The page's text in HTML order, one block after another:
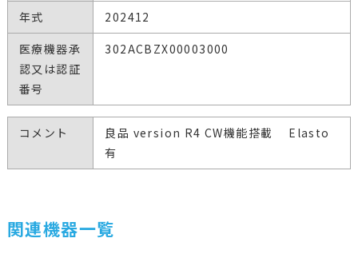
年式
202412
医療機器承
認又は認証
番号
302ACBZX00003000
コメント
良品 version R4 CW機能搭載 Elasto
有
関連機器一覧